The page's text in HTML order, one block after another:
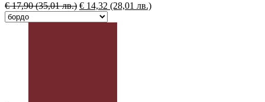
€17,90(35,01 лв.) € 14,32 (28,01 лв.)